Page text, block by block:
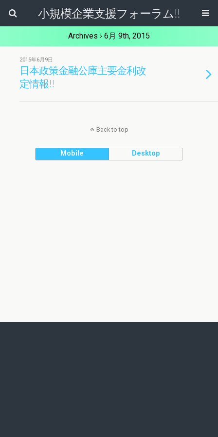
小規模企業支援フォーラム!!
Archives › 6月 9th, 2015
2015年6月9日
日本政策金融公庫主要金利改
定情報!!
Back to top
Mobile Desktop